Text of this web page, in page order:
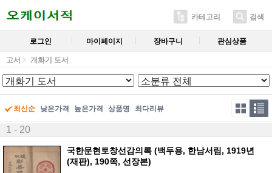
카테고리 검색
로그인 마이페이지 장바구니 관심상품
고서 개화기 도서
최신순 낮은가격 높은가격 상품명 최다리뷰
1 - 20
국한문현토창선감의록 (백두용, 한남서림, 1919년
(재판), 190쪽, 선장본)